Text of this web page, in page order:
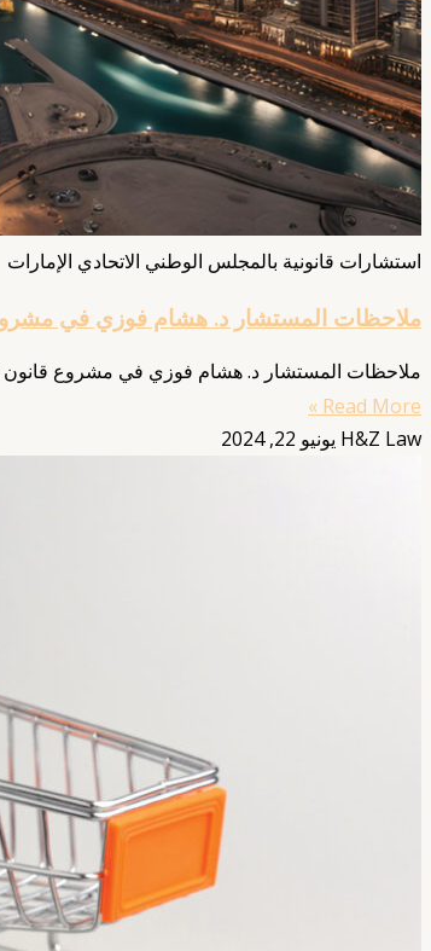
استشارات قانونية بالمجلس الوطني الاتحادي الإمارات
ملاحظات المستشار د. هشام فوزي في مشروع
ملاحظات المستشار د. هشام فوزي في مشروع قانون اتحادي في
Read More »
H&Z Law يونيو 22, 2024